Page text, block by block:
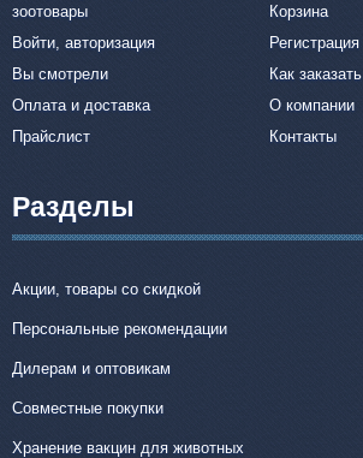
зоотовары
Корзина
Войти, авторизация
Регистрация
Вы смотрели
Как заказать
Оплата и доставка
О компании
Прайслист
Контакты
Разделы
Акции, товары со скидкой
Персональные рекомендации
Дилерам и оптовикам
Совместные покупки
Хранение вакцин для животных